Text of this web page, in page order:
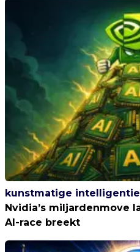
kunstmatige intelligentie
Nvidia’s miljardenmove
AI-race breekt